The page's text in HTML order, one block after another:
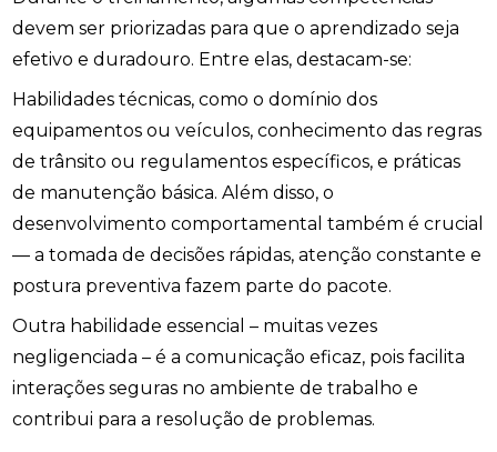
devem ser priorizadas para que o aprendizado seja
efetivo e duradouro. Entre elas, destacam-se:
Habilidades técnicas, como o domínio dos
equipamentos ou veículos, conhecimento das regras
de trânsito ou regulamentos específicos, e práticas
de manutenção básica. Além disso, o
desenvolvimento comportamental também é crucial
— a tomada de decisões rápidas, atenção constante e
postura preventiva fazem parte do pacote.
Outra habilidade essencial – muitas vezes
negligenciada – é a comunicação eficaz, pois facilita
interações seguras no ambiente de trabalho e
contribui para a resolução de problemas.